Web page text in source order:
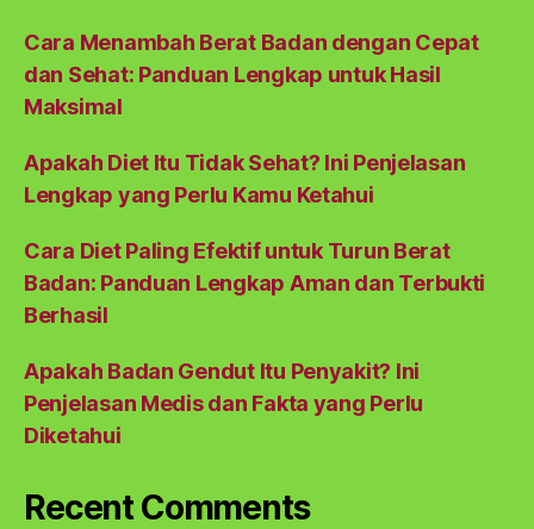
Cara Menambah Berat Badan dengan Cepat
dan Sehat: Panduan Lengkap untuk Hasil
Maksimal
Apakah Diet Itu Tidak Sehat? Ini Penjelasan
Lengkap yang Perlu Kamu Ketahui
Cara Diet Paling Efektif untuk Turun Berat
Badan: Panduan Lengkap Aman dan Terbukti
Berhasil
Apakah Badan Gendut Itu Penyakit? Ini
Penjelasan Medis dan Fakta yang Perlu
Diketahui
Recent Comments